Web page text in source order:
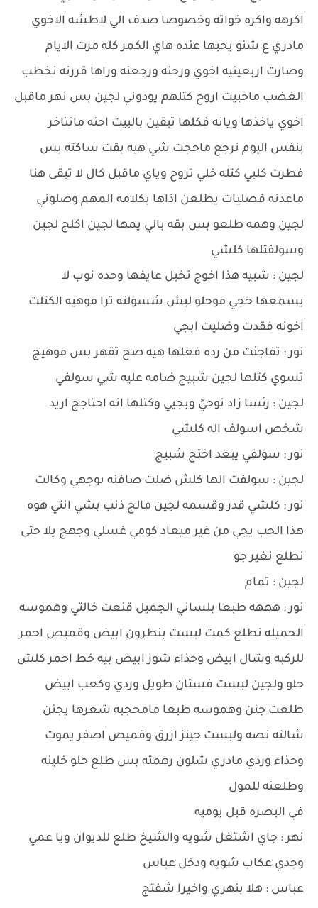
اكرهه واكره خواته وخصوصا صدف الي لاطشه الاخوي
مادري ع شنو يحبها عنده هاي الكمر كله مرت الايام
وصارت اربعينيه اخوي ورحنه ورجعنه وراها قررنه نخطب
الغضب ماحبيت اروح كتلهم يودوني لجين بس نهر ماقبل
اخوي ياخذها ويانه فكلها تبقين بالبيت احنه مانتاخر
بنفس اليوم نرجع ماحجت شي هيه بقت ساكته بس
فطرت كلبي كتله خلي تروح وياي ماقبل كال لا تبقى هنا
ماعدنه فصليات يطلعن اذاها بكلامه المهم وصلوني
لجين وهمه طلعو بس بقه بالي يمها لجين اكلج لجين
وسولفتلها كلشي
لجين : شبيه هذا اخوج تخبل عايفها وحده نوب لا
يسمعها حجي موحلو ليش شسولته ترا موهيه الكتلت
اخونه فقدت وضليت ابجي
نور : تفاجئت من رده فعلها هيه صح تقهر بس موهيج
تسوي كتلها لجين شبيج ضامه عليه شي سولفي
لجين : رئسا زاد نوحيً وبجيي وكتلها انه احتاجج اريد
شخص اسولف اله كلشي
نور : سولفي يبعد اختج شبيج
لجين : سولفت الها كلش ضلت صافنه بوجهي وكالت
نور : كلشي قدر وقسمه لجين مالج ذنب بشي انتي هوه
هذا الحب يجي من غير ميعاد كومي غسلي وجهج يلا حتى
نطلع نغير جو
لجين : تمام
نور : هههه طبعا بلساني الجميل قنعت خالتي وهموسه
الجميله نطلع كمت لبست بنطرون ابيض وقميص احمر
للركبه وشال ابيض وحذاء شوز ابيض بيه خط احمر كلش
حلو ولجين لبست فستان طويل وردي وكعب ابيض
طلعت جنن وهموسه طبعا مامحجبه شعرها يجنن
شالته نصه ولبست جينز ازرق وقميص اصفر يموت
وحذاء وردي مادري شلون رهمته بس طلع حلو خلينه
وطلعنه للمول
في البصره قبل يوميه
نهر : جاي اشتغل شويه والشيخ طلع للديوان ويا عمي
وجدي عكاب شويه ودخل عباس
عباس : هلا بنهري واخيرا شفتج